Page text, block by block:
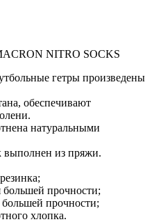
NITRO SOCKS
гетры произведены
обеспечивают
натуральными
выполнен из пряжи.
прочности;
прочности;
хлопка.